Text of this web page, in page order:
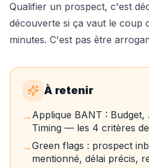
Qualifier un prospect, c'est
découverte si ça vaut le coup
minutes. C'est pas être
À retenir
→ Applique BANT : Budget,
Timing — les 4 critères
→Green flags : prospect
mentionné, délai précis,